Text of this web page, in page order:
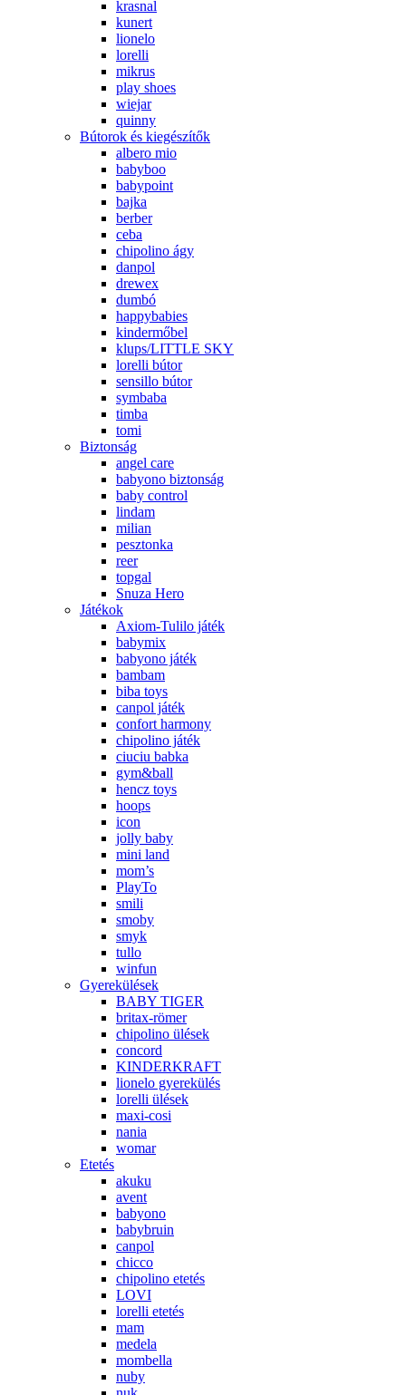
krasnal
kunert
lionelo
lorelli
mikrus
play shoes
wiejar
quinny
Bútorok és kiegészítők
albero mio
babyboo
babypoint
bajka
berber
ceba
chipolino ágy
danpol
drewex
dumbó
happybabies
kindermőbel
klups/LITTLE SKY
lorelli bútor
sensillo bútor
symbaba
timba
tomi
Biztonság
angel care
babyono biztonság
baby control
lindam
milian
pesztonka
reer
topgal
Snuza Hero
Játékok
Axiom-Tulilo játék
babymix
babyono játék
bambam
biba toys
canpol játék
confort harmony
chipolino játék
ciuciu babka
gym&ball
hencz toys
hoops
icon
jolly baby
mini land
mom’s
PlayTo
smili
smoby
smyk
tullo
winfun
Gyerekülések
BABY TIGER
britax-römer
chipolino ülések
concord
KINDERKRAFT
lionelo gyerekülés
lorelli ülések
maxi-cosi
nania
womar
Etetés
akuku
avent
babyono
babybruin
canpol
chicco
chipolino etetés
LOVI
lorelli etetés
mam
medela
mombella
nuby